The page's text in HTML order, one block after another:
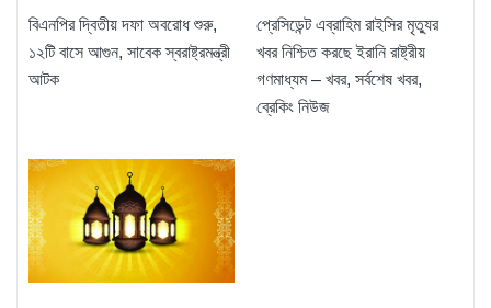
বিএনপির দ্বিতীয় দফা অবরোধ শুরু,
১২টি বাসে আগুন, সাবেক স্বরাষ্ট্রমন্ত্রী
আটক
প্রেসিডেন্ট এব্রাহিম রাইসির মৃত্যুর
খবর নিশ্চিত করছে ইরানি রাষ্ট্রীয়
গণমাধ্যম – খবর, সর্বশেষ খবর,
ব্রেকিং নিউজ